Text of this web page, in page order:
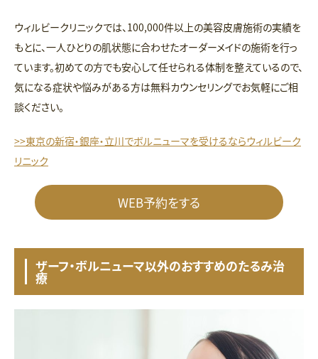
ウィルビークリニックでは、100,000件以上の美容皮膚施術の実績を
もとに、一人ひとりの肌状態に合わせたオーダーメイドの施術を行っ
ています。初めての方でも安心して任せられる体制を整えているので、
気になる症状や悩みがある方は無料カウンセリングでお気軽にご相
談ください。
>>東京の新宿・銀座・立川でボルニューマを受けるならウィルビーク
リニック
WEB予約をする
ザーフ・ボルニューマ以外のおすすめのたるみ治
療